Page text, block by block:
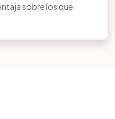
sobre los que